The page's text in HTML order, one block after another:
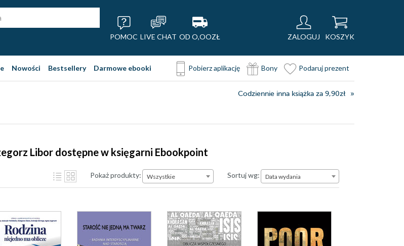
POMOC LIVE CHAT OD O,OOZŁ ZALOGUJ KOSZYK
Nowości Bestsellery Darmowe ebooki Pobierz aplikację Bony Podaruj prezent
Codziennie inna książka za 9,90zł
Libor dostępne w księgarni Ebookpoint
Pokaż produkty: Wszystkie Sortuj wg:Data wydania
Data wydania